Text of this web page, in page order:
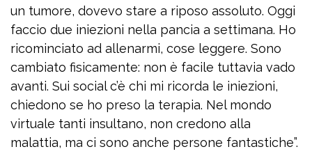
un tumore, dovevo stare a riposo assoluto. Oggi
faccio due iniezioni nella pancia a settimana. Ho
ricominciato ad allenarmi, cose leggere. Sono
cambiato fisicamente: non è facile tuttavia vado
avanti. Sui social c’è chi mi ricorda le iniezioni,
chiedono se ho preso la terapia. Nel mondo
virtuale tanti insultano, non credono alla
malattia, ma ci sono anche persone fantastiche”.